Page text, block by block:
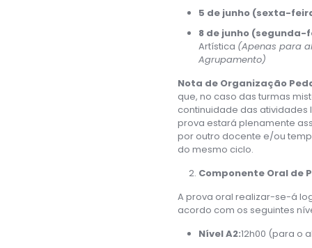
5 de junho (sexta-
8 de junho (segunda-
Artística (Apenas para
Agrupamento)
Nota de Organização
que, no caso das turmas
continuidade das atividades
prova estará plenamente
por outro docente e/ou
do mesmo ciclo.
Componente Oral de
A prova oral realizar-se-á
acordo com os seguintes
Nível A2:12h00 (para o